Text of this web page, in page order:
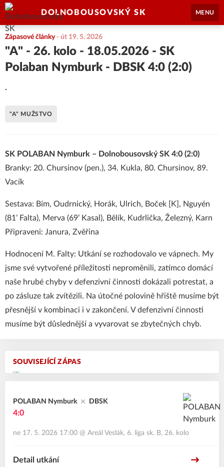
DOLNOBOUSOVSKÝ SK MENU
SOUVISEJÍCÍ ZÁPAS
POLABAN Nymburk DBSK
4:0
ne 17. 5. 2026 17:00 @ Areál Veslák, 6. liga sk. B, 26. kolo
Detail utkání
Zápasové články- út 19. 5. 2026
"A" - 26. kolo - 18.05.2026 - SK
Polaban Nymburk - DBSK 4:0 (2:0)
.
"A" MUŽSTVO
SK POLABAN Nymburk – Dolnobousovský SK 4:0 (2:0)
Branky: 20. Chursinov (pen.), 34. Kukla, 80. Chursinov, 89.
Vacík
Sestava: Bím, Oudrnický, Horák, Ulrich, Boček [K], Nguyén
(81’ Falta), Merva (69’ Kasal), Bělík, Kudrlička, Železný, Karn
Připraveni: Janura, Zvěřina
Hodnocení M. Falty: Utkání se rozhodovalo ve vápnech. My
jsme své vytvořené příležitosti neproměnili, zatímco domácí
naše hrubé chyby v defenzivní činnosti dokázali potrestat, a
po zásluze tak zvítězili. Na útočné polovině hřiště musíme být
přesnější v kombinaci i v zakončení. V defenzivní činnosti
musíme být důslednější a vyvarovat se zbytečných chyb.